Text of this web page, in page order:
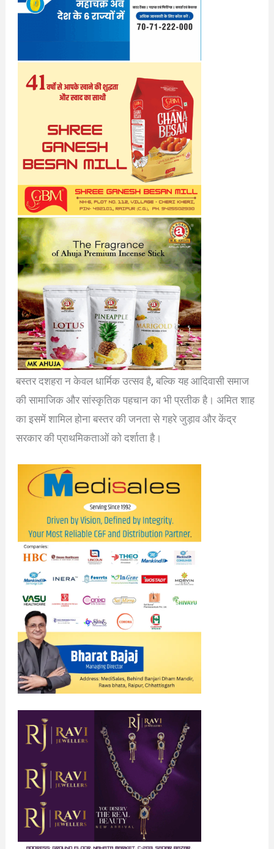
बस्तर दशहरा न केवल धार्मिक उत्सव है, बल्कि यह आदिवासी समाज
की सामाजिक और सांस्कृतिक पहचान का भी प्रतीक है। अमित शाह
का इसमें शामिल होना बस्तर की जनता से गहरे जुड़ाव और केंद्र
सरकार की प्राथमिकताओं को दर्शाता है।